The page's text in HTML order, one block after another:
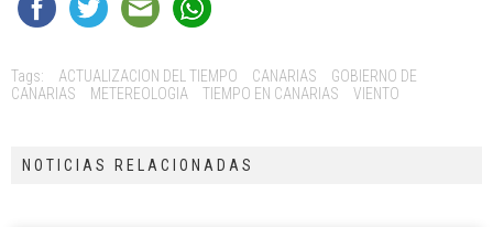
Tags: ACTUALIZACION DEL TIEMPO CANARIAS
GOBIERNO DE
CANARIAS
METEREOLOGIA TIEMPO EN CANARIAS VIENTO
NOTICIAS RELACIONADAS